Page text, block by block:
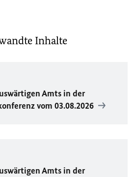
Inhalte
Amts in der
vom 03.08.2026
Amts in der